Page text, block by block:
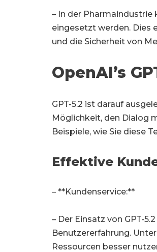
– In der Pharmaindustrie
eingesetzt werden. Dies
und die Sicherheit von
OpenAI’s
GPT-5.2 ist darauf
Möglichkeit, den Dialog
Beispiele, wie Sie diese
Effektive
– **Kundenservice:**
– Der Einsatz von GPT-
Benutzererfahrung.
Ressourcen besser